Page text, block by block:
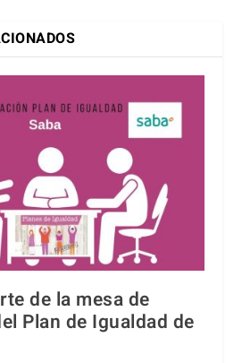
de la mesa de
Plan de Igualdad de